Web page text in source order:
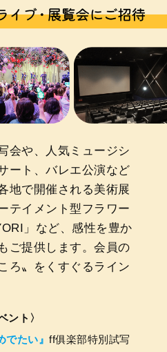
会や、人気ミュージシ
ート、バレエ公演など
地で開催される美術展
テイメント型フラワー
」など、感性を豊か
ご提供します。会員の
ろ〟をくすぐるライン
ント〉
でたい』ff俱楽部特別試写